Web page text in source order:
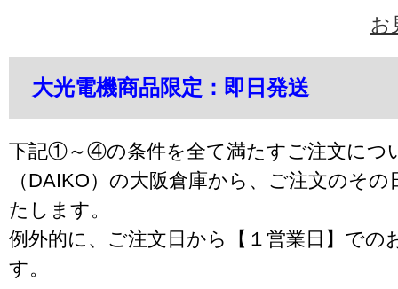
お
大光電機商品限定：即日発送
下記①～④の条件を全て満たすご注文につ
（DAIKO）の大阪倉庫から、ご注文のそ
たします。
例外的に、ご注文日から【１営業日】での
す。